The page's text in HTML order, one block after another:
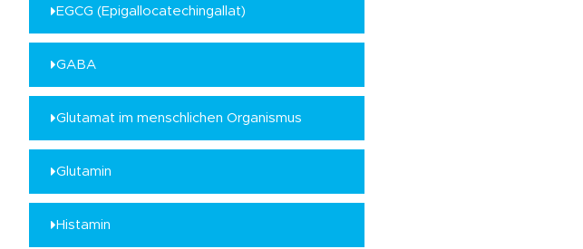
EGCG (Epigallocatechingallat)
GABA
Glutamat im menschlichen Organismus
Glutamin
Histamin